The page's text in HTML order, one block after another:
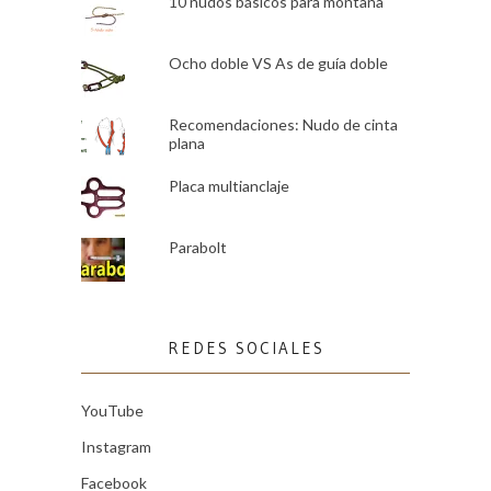
Ocho doble VS As de guía doble
Recomendaciones: Nudo de cinta
plana
Placa multianclaje
Parabolt
REDES SOCIALES
YouTube
Instagram
Facebook